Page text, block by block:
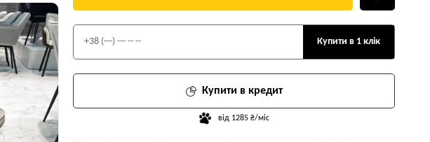
Купити в кредит
від 1285 ₴/міс
Купити в 1 клік